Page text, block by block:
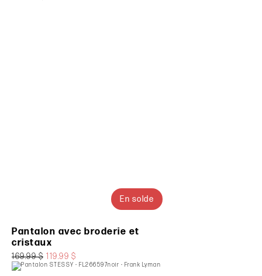
En solde
Pantalon avec broderie et
cristaux
169.99 $ 119.99 $